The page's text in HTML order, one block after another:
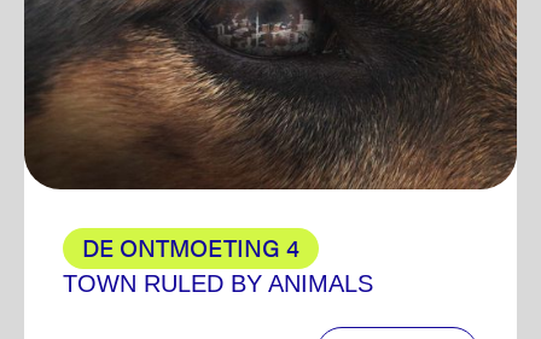
DE ONTMOETING 4
TOWN RULED BY ANIMALS